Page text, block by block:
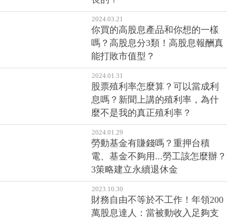
2024.03.21
你買的高股息產品和你想的一樣
嗎？高股息分3類！高股息報酬真
能打敗市值型？
2024.01.31
股票殖利率怎麼算？可以當成利
息嗎？新聞上講的殖利率，為什
麼不是我的真正殖利率？
2024.01.29
勞動基金有賺錢嗎？重押台積
電、基金不夠用...勞工該怎麼辦？
3策略建立永續退休金
2023.10.30
財務自由不等於不工作！年領200
萬股息達人：當被動收入足夠支